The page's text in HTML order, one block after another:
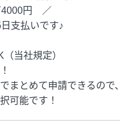
円 ／
支払いです♪
当社規定）
まとめて申請できるので、
可能です！